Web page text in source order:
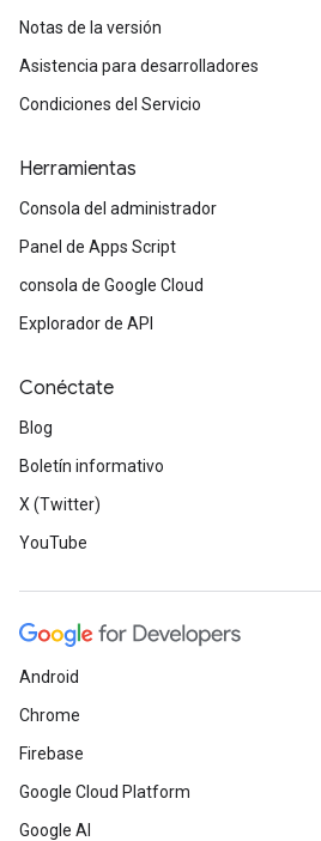
Notas de la versión
Asistencia para desarrolladores
Condiciones del Servicio
Herramientas
Consola del administrador
Panel de Apps Script
consola de Google Cloud
Explorador de API
Conéctate
Blog
Boletín informativo
X (Twitter)
YouTube
Android
Chrome
Firebase
Google Cloud Platform
Google AI